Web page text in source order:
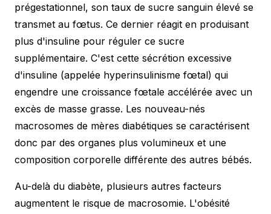
prégestationnel, son taux de sucre sanguin élevé se
transmet au fœtus. Ce dernier réagit en produisant
plus d'insuline pour réguler ce sucre
supplémentaire. C'est cette sécrétion excessive
d'insuline (appelée hyperinsulinisme fœtal) qui
engendre une croissance fœtale accélérée avec un
excès de masse grasse. Les nouveau-nés
macrosomes de mères diabétiques se caractérisent
donc par des organes plus volumineux et une
composition corporelle différente des autres bébés.
Au-delà du diabète, plusieurs autres facteurs
augmentent le risque de macrosomie. L'obésité